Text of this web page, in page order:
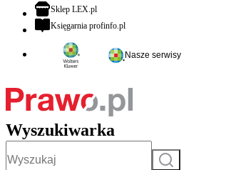
Sklep LEX.plotwiera się w nowej karcie
Księgarnia profinfo.plotwiera się w nowej karcie
Nasze serwisy
Wyszukiwarka
Szukaj